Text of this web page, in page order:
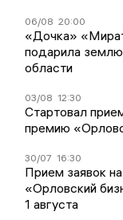
06/08 20:00
«Дочка»
подарила
области
03/08 12:30
Стартовал
премию
30/07 16:30
Прием заявок
«Орловский
1 августа